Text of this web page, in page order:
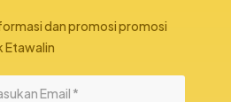
dan promosi promosi
Etawalin